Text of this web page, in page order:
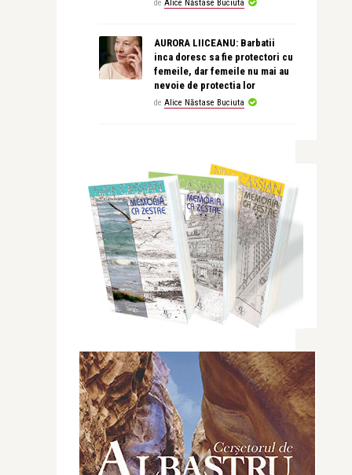
de Alice Năstase Buciuta
AURORA LIICEANU: Barbatii
inca doresc sa fie protectori cu
femeile, dar femeile nu mai au
nevoie de protectia lor
de Alice Năstase Buciuta